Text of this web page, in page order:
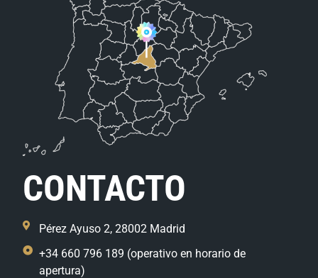
CONTACTO
Pérez Ayuso 2, 28002 Madrid
+34 660 796 189 (operativo en horario de
apertura)